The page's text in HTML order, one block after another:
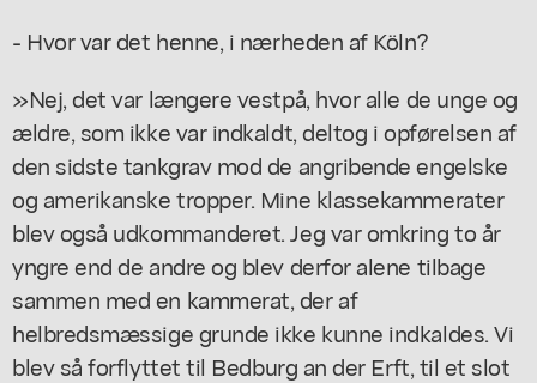
- Hvor var det henne, i nærheden af Köln?
»Nej, det var længere vestpå, hvor alle de unge og
ældre, som ikke var indkaldt, deltog i opførelsen af
den sidste tankgrav mod de angribende engelske
og amerikanske tropper. Mine klassekammerater
blev også udkommanderet. Jeg var omkring to år
yngre end de andre og blev derfor alene tilbage
sammen med en kammerat, der af
helbredsmæssige grunde ikke kunne indkaldes. Vi
blev så forflyttet til Bedburg an der Erft, til et slot